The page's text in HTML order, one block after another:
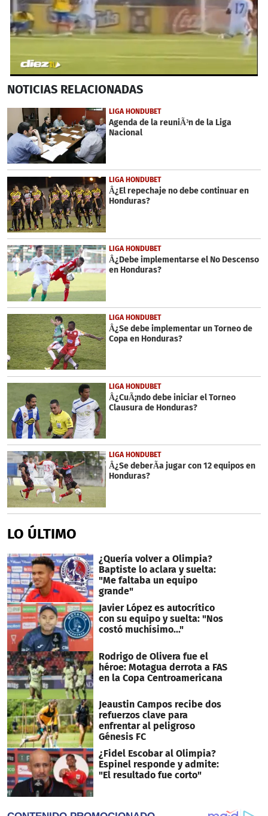
seconds
33
seconds
NOTICIAS RELACIONADAS
LIGA HONDUBET
Agenda de la reuniÃ³n de la Liga
Nacional
LIGA HONDUBET
Â¿El repechaje no debe continuar en
Honduras?
LIGA HONDUBET
Â¿Debe implementarse el No Descenso
en Honduras?
LIGA HONDUBET
Â¿Se debe implementar un Torneo de
Copa en Honduras?
LIGA HONDUBET
Â¿CuÃ¡ndo debe iniciar el Torneo
Clausura de Honduras?
LIGA HONDUBET
Â¿Se deberÃ­a jugar con 12 equipos en
Honduras?
LO ÚLTIMO
¿Quería volver a Olimpia?
Baptiste lo aclara y suelta:
"Me faltaba un equipo
grande"
Javier López es autocrítico
con su equipo y suelta: "Nos
costó muchísimo..."
Rodrigo de Olivera fue el
héroe: Motagua derrota a FAS
en la Copa Centroamericana
Jeaustin Campos recibe dos
refuerzos clave para
enfrentar al peligroso
Génesis FC
¿Fidel Escobar al Olimpia?
Espinel responde y admite:
"El resultado fue corto"